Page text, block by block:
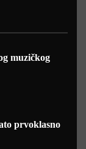
muzičkog
prvoklasno